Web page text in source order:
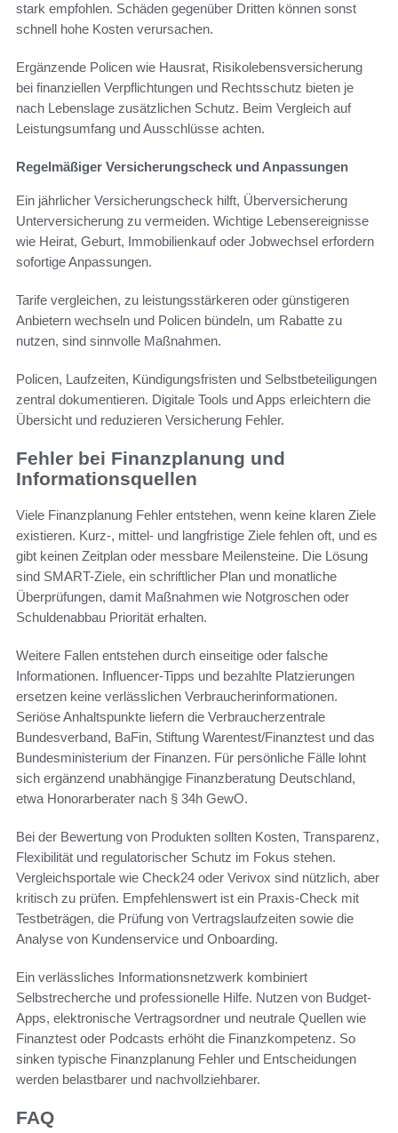
stark empfohlen. Schäden gegenüber Dritten können sonst
schnell hohe Kosten verursachen.
Ergänzende Policen wie Hausrat, Risikolebensversicherung
bei finanziellen Verpflichtungen und Rechtsschutz bieten je
nach Lebenslage zusätzlichen Schutz. Beim Vergleich auf
Leistungsumfang und Ausschlüsse achten.
Regelmäßiger Versicherungscheck und Anpassungen
Ein jährlicher Versicherungscheck hilft, Überversicherung
Unterversicherung zu vermeiden. Wichtige Lebensereignisse
wie Heirat, Geburt, Immobilienkauf oder Jobwechsel erfordern
sofortige Anpassungen.
Tarife vergleichen, zu leistungsstärkeren oder günstigeren
Anbietern wechseln und Policen bündeln, um Rabatte zu
nutzen, sind sinnvolle Maßnahmen.
Policen, Laufzeiten, Kündigungsfristen und Selbstbeteiligungen
zentral dokumentieren. Digitale Tools und Apps erleichtern die
Übersicht und reduzieren Versicherung Fehler.
Fehler bei Finanzplanung und
Informationsquellen
Viele Finanzplanung Fehler entstehen, wenn keine klaren Ziele
existieren. Kurz-, mittel- und langfristige Ziele fehlen oft, und es
gibt keinen Zeitplan oder messbare Meilensteine. Die Lösung
sind SMART-Ziele, ein schriftlicher Plan und monatliche
Überprüfungen, damit Maßnahmen wie Notgroschen oder
Schuldenabbau Priorität erhalten.
Weitere Fallen entstehen durch einseitige oder falsche
Informationen. Influencer-Tipps und bezahlte Platzierungen
ersetzen keine verlässlichen Verbraucherinformationen.
Seriöse Anhaltspunkte liefern die Verbraucherzentrale
Bundesverband, BaFin, Stiftung Warentest/Finanztest und das
Bundesministerium der Finanzen. Für persönliche Fälle lohnt
sich ergänzend unabhängige Finanzberatung Deutschland,
etwa Honorarberater nach § 34h GewO.
Bei der Bewertung von Produkten sollten Kosten, Transparenz,
Flexibilität und regulatorischer Schutz im Fokus stehen.
Vergleichsportale wie Check24 oder Verivox sind nützlich, aber
kritisch zu prüfen. Empfehlenswert ist ein Praxis-Check mit
Testbeträgen, die Prüfung von Vertragslaufzeiten sowie die
Analyse von Kundenservice und Onboarding.
Ein verlässliches Informationsnetzwerk kombiniert
Selbstrecherche und professionelle Hilfe. Nutzen von Budget-
Apps, elektronische Vertragsordner und neutrale Quellen wie
Finanztest oder Podcasts erhöht die Finanzkompetenz. So
sinken typische Finanzplanung Fehler und Entscheidungen
werden belastbarer und nachvollziehbarer.
FAQ